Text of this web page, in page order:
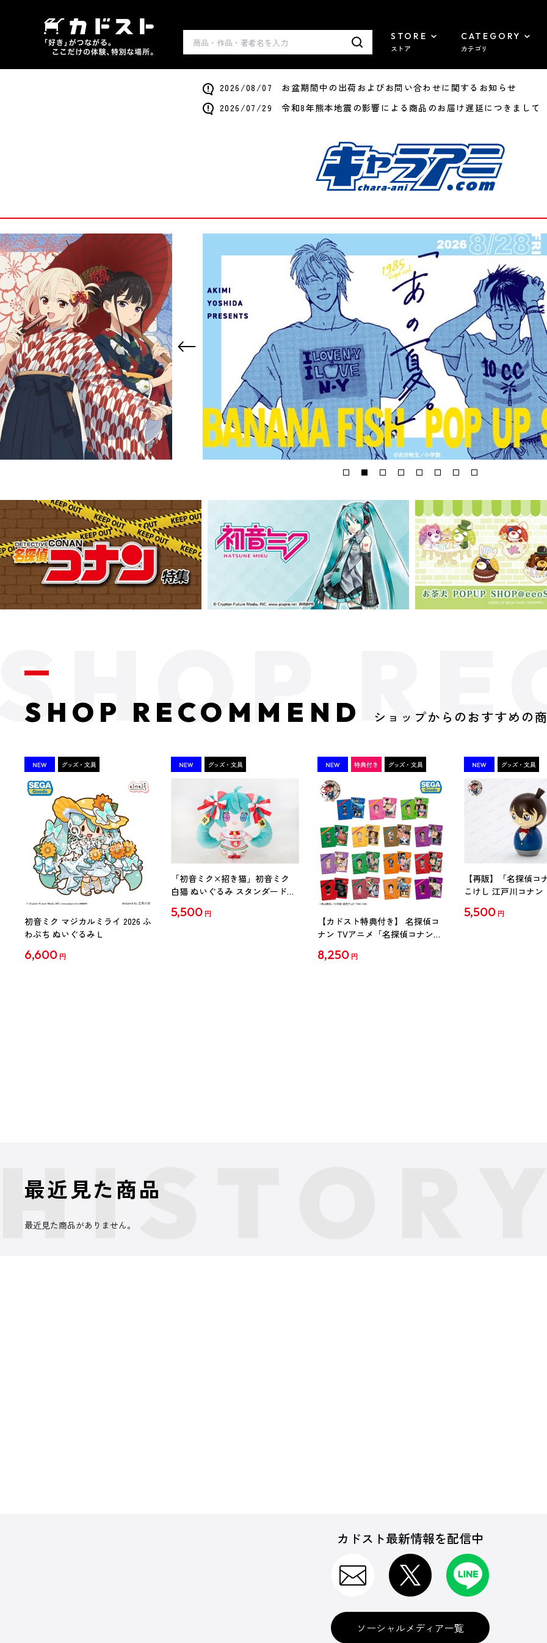
STORE
ストア
CATEGORY
カテゴリ
2026/08/07 お盆期間中の出荷およびお問い合わせに関するお知らせ
2026/07/29 令和8年熊本地震の影響による商品のお届け遅延につきまして
SHOP RECOMMEND ショップからのおすすめの
初音ミク マジカルミライ 2026 ふ
わぷち ぬいぐるみ L
6,600 円
「初音ミク×招き猫」初音ミク
白猫 ぬいぐるみ スタンダード
5,500 円
【カドスト特典付き】 名探偵コ
ナン TVアニメ「名探偵コナン」
【1BOX】
8,250 円
【再販】「名探偵コ
こけし 江戸川コナン
5,500 円
最近見た商品
最近見た商品がありません。
カドスト最新情報を配信中
ソーシャルメディア一覧